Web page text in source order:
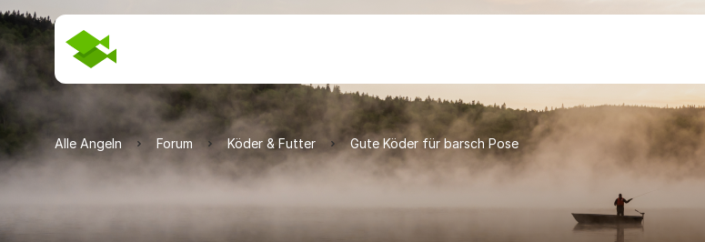
Alle Angeln Forum Köder & Futter Gute Köder für barsch Pose